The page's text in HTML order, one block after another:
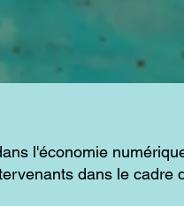
l'économie
dans le cadre